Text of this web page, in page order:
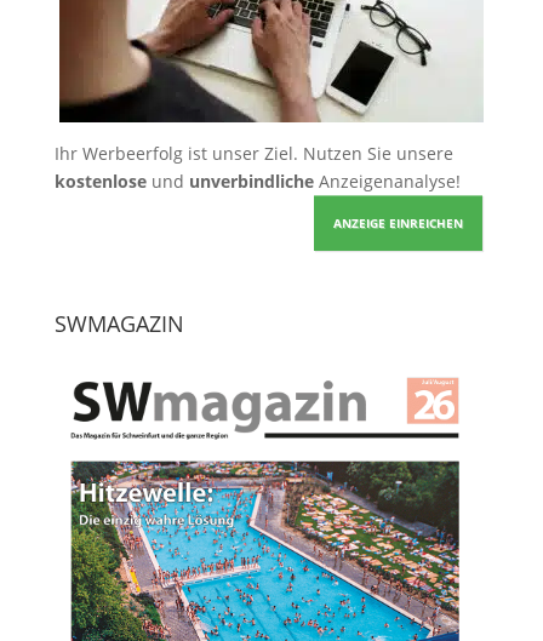
Ihr Werbeerfolg ist unser Ziel. Nutzen Sie unsere
kostenloseund unverbindlicheAnzeigenanalyse!
ANZEIGE EINREICHEN
SWMAGAZIN